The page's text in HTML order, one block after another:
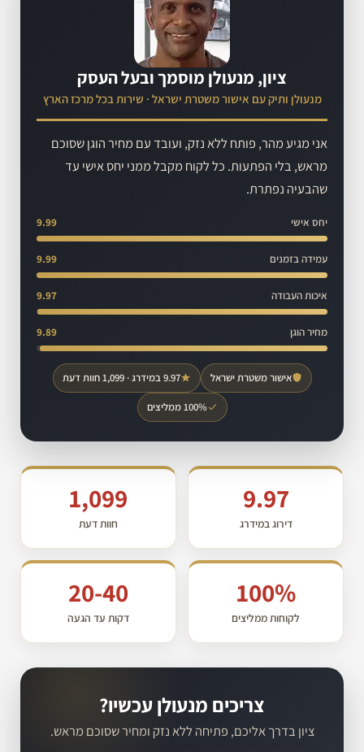
ציון, מנעולן מוסמך ובעל העסק
מנעולן ותיק עם אישור משטרת ישראל · שירות בכל מרכז הארץ
אני מגיע מהר, פותח ללא נזק, ועובד עם מחיר הוגן שסוכם
מראש, בלי הפתעות. כל לקוח מקבל ממני יחס אישי עד
שהבעיה נפתרת.
יחס אישי 9.99
עמידה בזמנים 9.99
איכות העבודה 9.97
מחיר הוגן 9.89
אישור משטרת ישראל 9.97 במידרג · 1,099 חוות דעת
100% ממליצים
9.97
דירוג במידרג
1,099
חוות דעת
100%
לקוחות ממליצים
20-40
דקות עד הגעה
צריכים מנעולן עכשיו?
ציון בדרך אליכם, פתיחה ללא נזק ומחיר שסוכם מראש.